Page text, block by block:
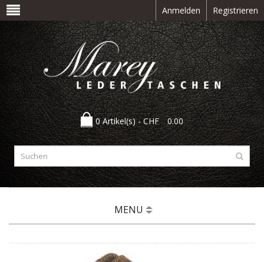
Anmelden Registrieren
0 Artikel(s) -CHF 0.00
MENU